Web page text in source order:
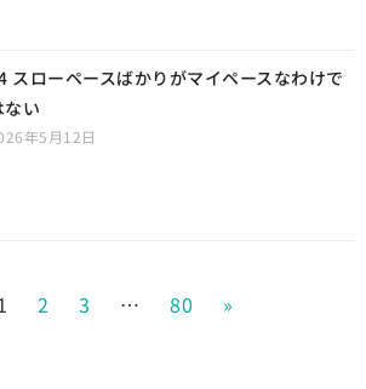
スローペースばかりがマイペースなわけで
ない
年5月12日
2 3 … 80 »